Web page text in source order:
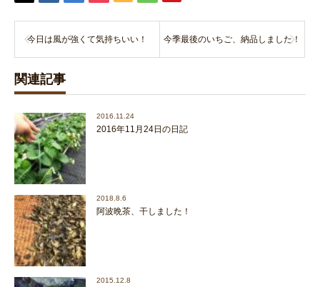
今日は風が強くて気持ちいい！ 今季最後のいちご、納品しました！
関連記事
2016.11.24
2016年11月24日の日記
2018.8.6
阿波晩茶、干しました！
2015.12.8